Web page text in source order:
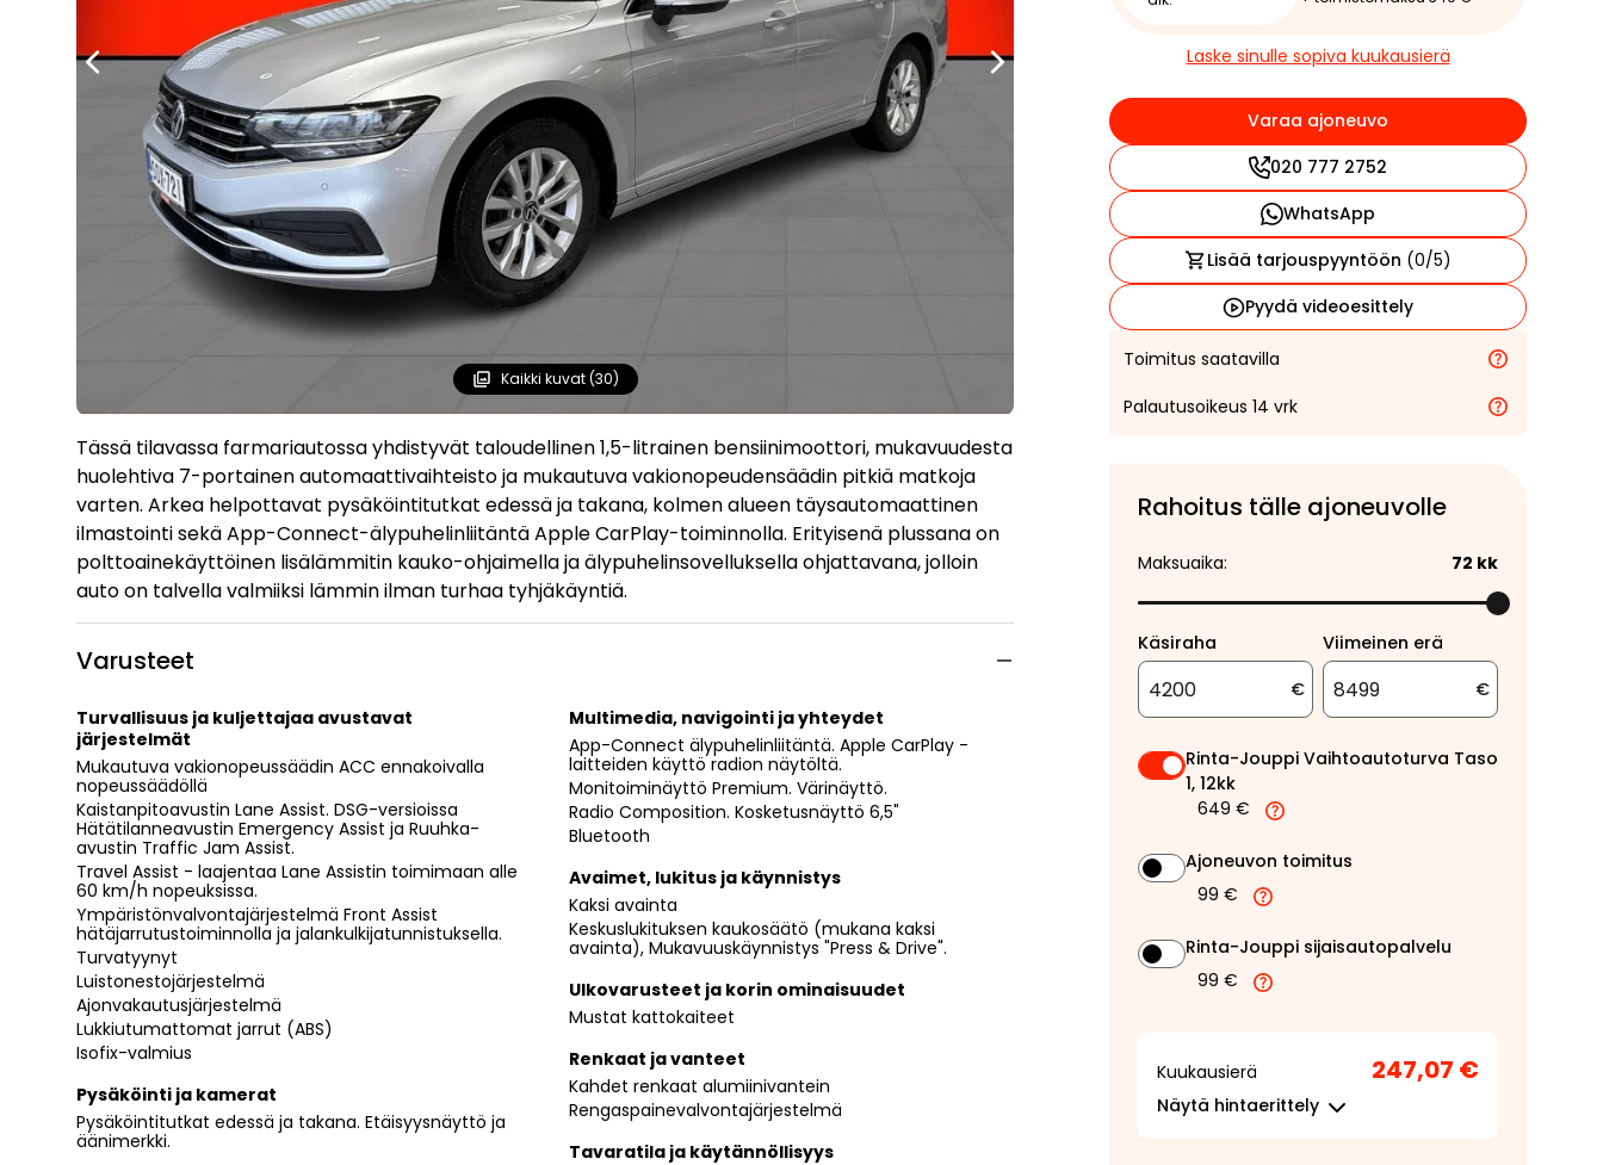
Kaikki kuvat (30)
Tässä tilavassa farmariautossa yhdistyvät taloudellinen 1,5-litrainen bensiinimoottori, mukavuudesta
huolehtiva 7-portainen automaattivaihteisto ja mukautuva vakionopeudensäädin pitkiä matkoja
varten. Arkea helpottavat pysäköintitutkat edessä ja takana, kolmen alueen täysautomaattinen
ilmastointi sekä App-Connect-älypuhelinliitäntä Apple CarPlay-toiminnolla. Erityisenä plussana on
polttoainekäyttöinen lisälämmitin kauko-ohjaimella ja älypuhelinsovelluksella ohjattavana, jolloin
auto on talvella valmiiksi lämmin ilman turhaa tyhjäkäyntiä.
Varusteet
Turvallisuus ja kuljettajaa avustavat
järjestelmät
Mukautuva vakionopeussäädin ACC ennakoivalla
nopeussäädöllä
Kaistanpitoavustin Lane Assist. DSG-versioissa
Hätätilanneavustin Emergency Assist ja Ruuhka-
avustin Traffic Jam Assist.
Travel Assist - laajentaa Lane Assistin toimimaan alle
60 km/h nopeuksissa.
Ympäristönvalvontajärjestelmä Front Assist
hätäjarrutustoiminnolla ja jalankulkijatunnistuksella.
Turvatyynyt
Luistonestojärjestelmä
Ajonvakautusjärjestelmä
Lukkiutumattomat jarrut (ABS)
Isofix-valmius
Pysäköinti ja kamerat
Pysäköintitutkat edessä ja takana. Etäisyysnäyttö ja
äänimerkki.
Multimedia, navigointi ja yhteydet
App-Connect älypuhelinliitäntä. Apple CarPlay -
laitteiden käyttö radion näytöltä.
Monitoiminäyttö Premium. Värinäyttö.
Radio Composition. Kosketusnäyttö 6,5"
Bluetooth
Avaimet, lukitus ja käynnistys
Kaksi avainta
Keskuslukituksen kaukosäätö (mukana kaksi
avainta), Mukavuuskäynnistys "Press & Drive".
Ulkovarusteet ja korin ominaisuudet
Mustat kattokaiteet
Renkaat ja vanteet
Kahdet renkaat alumiinivantein
Rengaspainevalvontajärjestelmä
Tavaratila ja käytännöllisyys
Laske sinulle sopiva kuukausierä
Varaa ajoneuvo
020 777 2752
WhatsApp
Lisää tarjouspyyntöön (0/5)
Pyydä videoesittely
Toimitus saatavilla
Palautusoikeus 14 vrk
Rahoitus tälle ajoneuvolle
Maksuaika: 72 kk
Käsiraha
€
Viimeinen erä
€
Rinta-Jouppi Vaihtoautoturva Taso
1, 12kk
649 €
Ajoneuvon toimitus
99 €
Rinta-Jouppi sijaisautopalvelu
99 €
Kuukausierä 247,07 €
Näytä hintaerittely